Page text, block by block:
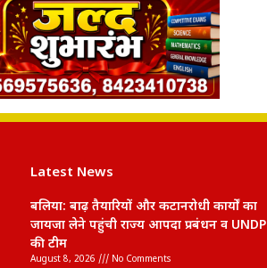
Latest News
बलिया: बाढ़ तैयारियों और कटानरोधी कार्यों का
जायजा लेने पहुंची राज्य आपदा प्रबंधन व UNDP
की टीम
August 8, 2026 No Comments